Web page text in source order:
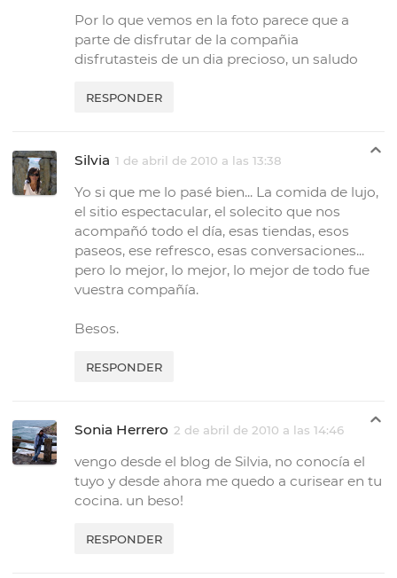
Por lo que vemos en la foto parece que a
parte de disfrutar de la compañia
disfrutasteis de un dia precioso, un saludo
RESPONDER
Silvia 1 de abril de 2010 a las 13:38
Yo si que me lo pasé bien... La comida de lujo,
el sitio espectacular, el solecito que nos
acompañó todo el día, esas tiendas, esos
paseos, ese refresco, esas conversaciones...
pero lo mejor, lo mejor, lo mejor de todo fue
vuestra compañía.
Besos.
RESPONDER
Sonia Herrero 2 de abril de 2010 a las 14:46
vengo desde el blog de Silvia, no conocía el
tuyo y desde ahora me quedo a curisear en tu
cocina. un beso!
RESPONDER